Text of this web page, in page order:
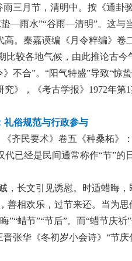
三月节，清明中。按《通卦
—雨水”“谷雨—清明”。这与
。秦嘉谟编《月令粹编》卷
比较各地气候，由此推论古
不合”。“阳气特盛”导致“惊
》，《考古学报》1972年第1
礼俗规范与行政参与
齐民要术》卷五《种桑柘》
已经是民间通常称作“节”
，长文引见诱慰。时适蜡晦
相欢乐，过节来还。当为
蜡节”“节后”。而“蜡节庆
张华《冬初岁小会诗》“节